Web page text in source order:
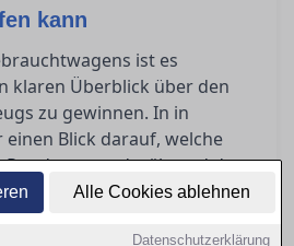
Alle Cookies ablehnen
Datenschutzerklärung
kann
ist es
klaren Überblick über den
zu gewinnen. In in
Blick darauf, welche
Rundgang und während der
einschätzen können.
wann es ratsam ist,